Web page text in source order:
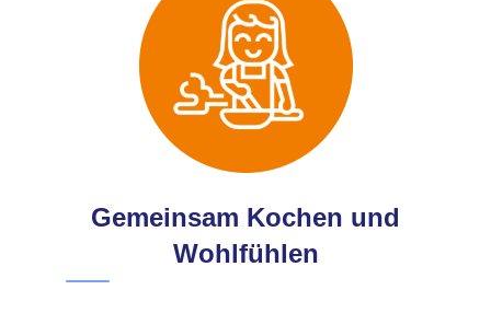
Gemeinsam Kochen und
Wohlfühlen